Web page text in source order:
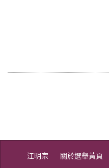
江明宗 關於選舉黃頁